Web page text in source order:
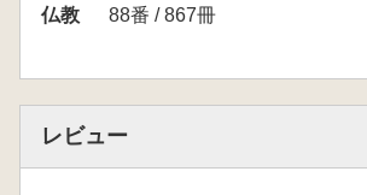
仏教
88番 / 867冊
レビュー